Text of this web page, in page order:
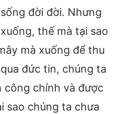
đời đời. Nhưng
thế mà tại sao
mà xuống để thu
đức tin, chúng ta
công chính và được
sao chúng ta chưa